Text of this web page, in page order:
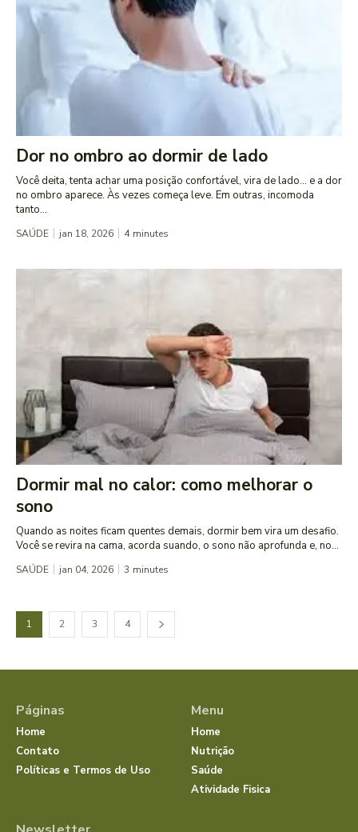
Dor no ombro ao dormir de lado
Você deita, tenta achar uma posição confortável, vira de lado… e a dor
no ombro aparece. Às vezes começa leve. Em outras, incomoda
tanto...
SAÚDE jan 18, 2026 4 minutes
Dormir mal no calor: como melhorar o
sono
Quando as noites ficam quentes demais, dormir bem vira um desafio.
Você se revira na cama, acorda suando, o sono não aprofunda e, no...
SAÚDE jan 04, 2026 3 minutes
1 2 3 4
Páginas
Home
Contato
Políticas e Termos de Uso
Menu
Home
Nutrição
Saúde
Atividade Fisica